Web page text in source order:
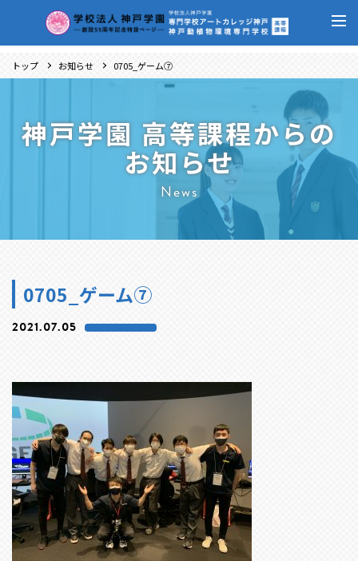
トップ お知らせ 0705_ゲーム⑦
神戸学園 高等課程からの
お知らせ
News
0705_ゲーム⑦
2021.07.05